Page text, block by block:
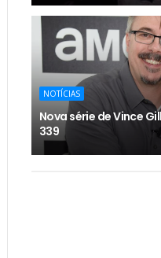
NOTÍCIAS
Nova série de Vince
339